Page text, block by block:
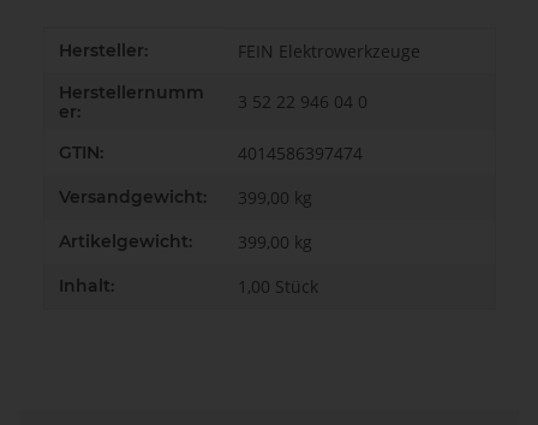
Produkteigenschaft
Wert
Hersteller: FEIN Elektrowerkzeuge
Herstellernumm
er:
3 52 22 946 04 0
GTIN: 4014586397474
Versandgewicht: 399,00 kg
Artikelgewicht: 399,00 kg
Inhalt: 1,00 Stück